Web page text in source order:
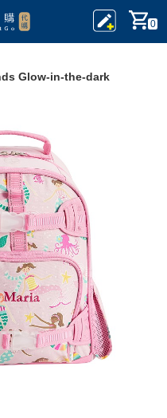
0
Glow-in-the-dark